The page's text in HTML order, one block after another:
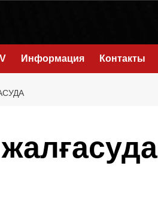
Информация Контакты